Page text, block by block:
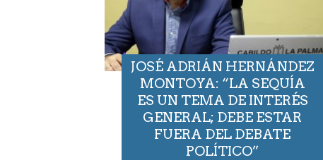
JOSÉ ADRIÁN HERNÁNDEZ
MONTOYA: “LA SEQUÍA
ES UN TEMA DE INTERÉS
GENERAL; DEBE ESTAR
FUERA DEL DEBATE
POLÍTICO”